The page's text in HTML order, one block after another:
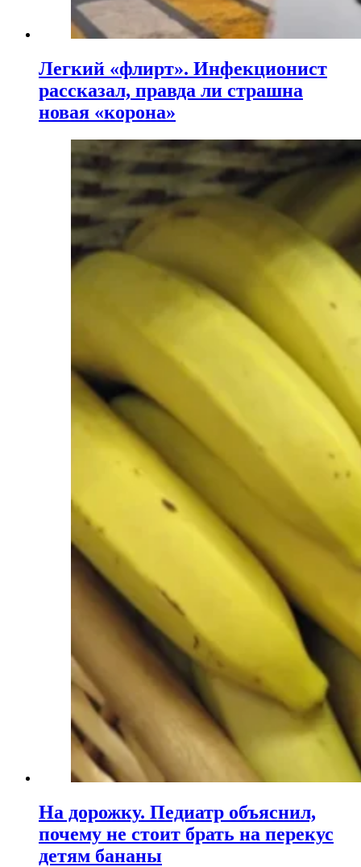
Легкий «флирт». Инфекционист
рассказал, правда ли страшна
новая «корона»
На дорожку. Педиатр объяснил,
почему не стоит брать на перекус
детям бананы